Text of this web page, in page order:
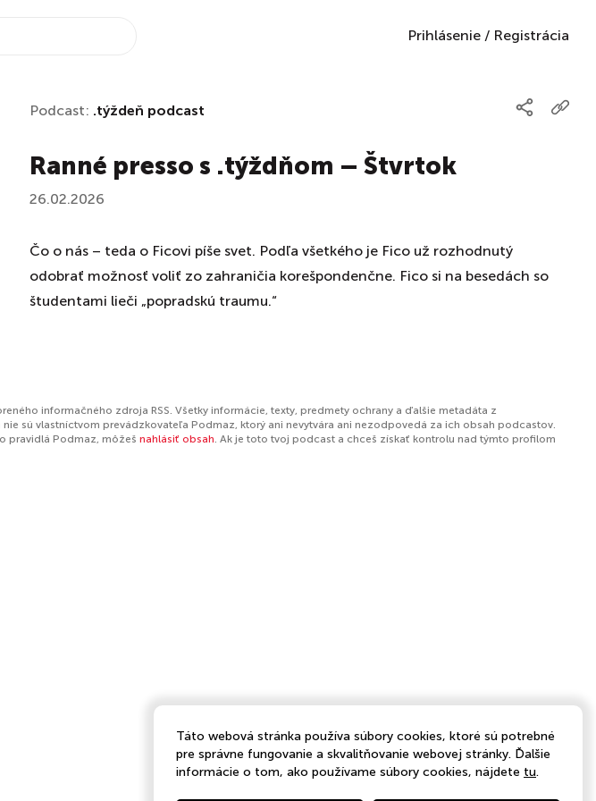
Prihlásenie / Registrácia
Podcast: .týždeň podcast
Ranné presso s .týždňom – Štvrtok
26.02.2026
Čo o nás – teda o Ficovi píše svet. Podľa všetkého je Fico už rozhodnutý
odobrať možnosť voliť zo zahraničia korešpondenčne. Fico si na besedách so
študentami lieči „popradskú traumu.“
informačného zdroja RSS. Všetky informácie, texty, predmety ochrany a ďalšie metadáta z
sú vlastníctvom prevádzkovateľa Podmaz, ktorý ani nevytvára ani nezodpovedá za ich obsah podcastov.
pravidlá Podmaz, môžeš nahlásiť obsah. Ak je toto tvoj podcast a chceš získať kontrolu nad týmto profilom
Táto webová stránka používa súbory cookies, ktoré sú potrebné
pre správne fungovanie a skvalitňovanie webovej stránky. Ďalšie
informácie o tom, ako používame súbory cookies, nájdete tu.